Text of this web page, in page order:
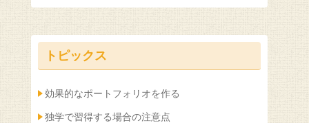
トピックス
効果的なポートフォリオを作る
独学で習得する場合の注意点